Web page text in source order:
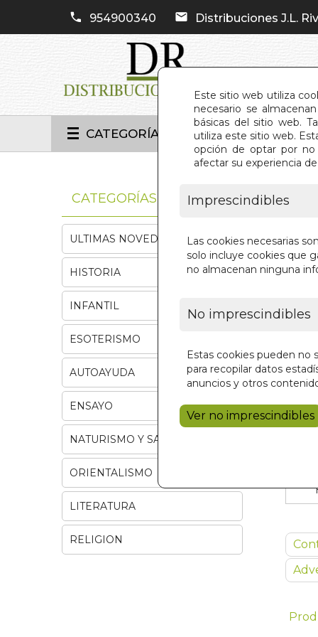
Este sitio web utiliza
necesario se
básicas del sitio web.
utiliza este sitio web.
opción de optar por no
afectar su experiencia
Imprescindibles
Las cookies necesarias
solo incluye cookies que
no almacenan ninguna
No imprescindibles
Estas cookies pueden no
para recopilar datos
anuncios y otros
Ver no imprescindibles
954900340 Distribuciones J.L.
CATEGORÍAS
CATEGORÍAS
ULTIMAS NOVEDADES
HISTORIA
INFANTIL
ESOTERISMO
AUTOAYUDA
ENSAYO
NATURISMO Y SALUD
ORIENTALISMO
LITERATURA
RELIGION